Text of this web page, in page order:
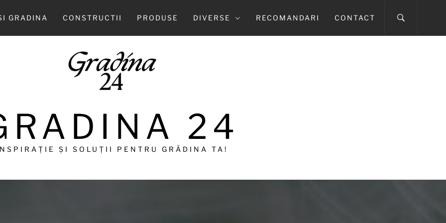
GRADINA CONSTRUCTII PRODUSE DIVERSE RECOMANDARI CONTACT
24
ȘI SOLUȚII PENTRU GRĂDINA TA!